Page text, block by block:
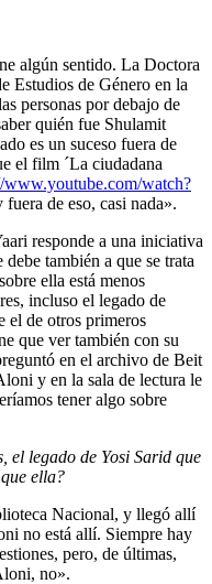
algún sentido. La Doctora
Estudios de Género en la
personas por debajo de
quién fue Shulamit
es un suceso fuera de
el film ´La ciudadana
www.youtube.com/watch?
fuera de eso, casi nada».
responde a una iniciativa
también a que se trata
ella está menos
incluso el legado de
el de otros primeros
que ver también con su
en el archivo de Beit
y en la sala de lectura le
tener algo sobre
el legado de Yosi Sarid que
ella?
Nacional, y llegó allí
no está allí. Siempre hay
pero, de últimas,
no».